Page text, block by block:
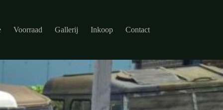
Voorraad Gallerij Inkoop Contact